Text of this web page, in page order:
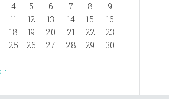
4 5 6 7 8
9
11 12 13 14 15
16
18 19 20 21 22
23
25 26 27 28 29
30